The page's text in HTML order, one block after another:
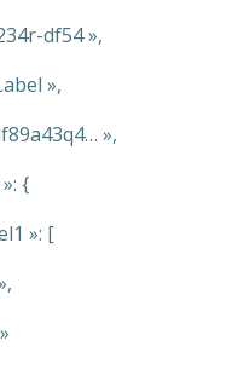
df54 »,
»,
»,
{
»: [